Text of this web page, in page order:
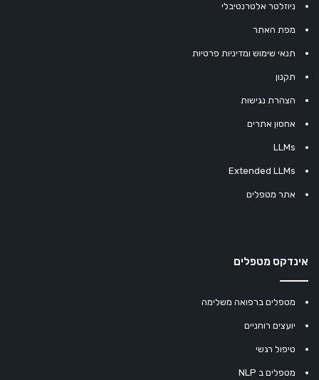
ניוזלטר אלטרנטיבלי
מפת האתר
תנאי שימוש ומדיניות פרטיות
תקנון
הצהרת נגישות
אחסון אתרים
LLMs
Extended LLMs
אתר מטפלים
אינדקס מטפלים
מטפלים ברפואה משלימה
יועצים רוחניים
טיפול רגשי
מטפלים ב NLP